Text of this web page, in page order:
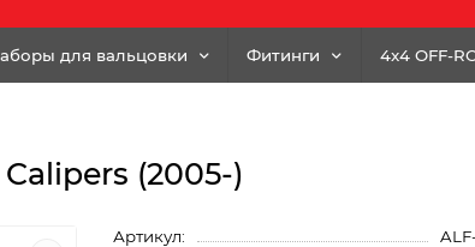
для вальцовки Фитинги 4x4 OFF-
(2005-)
Артикул: